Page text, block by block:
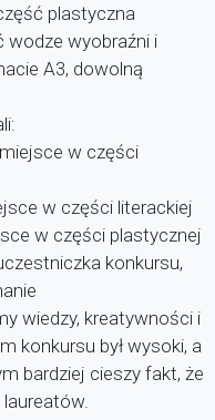
plastyczna
wodze wyobraźni i
A3, dowolną
w części
w części literackiej
w części plastycznej
konkursu,
wiedzy, kreatywności i
konkursu był wysoki, a
bardziej cieszy fakt, że